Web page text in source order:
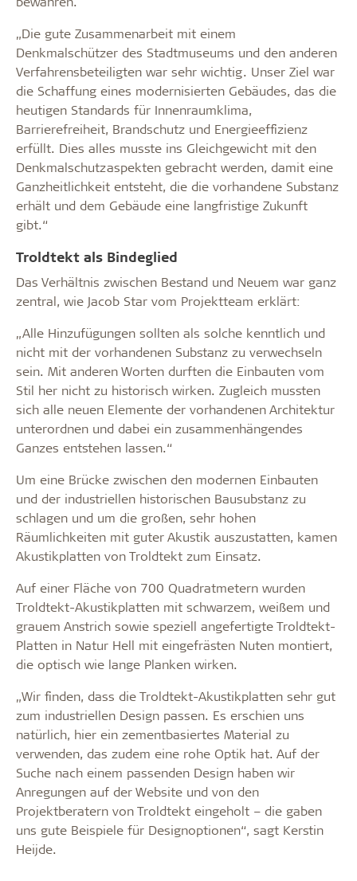
„Die gute Zusammenarbeit mit einem
Denkmalschützer des Stadtmuseums und den anderen
Verfahrensbeteiligten war sehr wichtig. Unser Ziel war
die Schaffung eines modernisierten Gebäudes, das die
heutigen Standards für Innenraumklima,
Barrierefreiheit, Brandschutz und Energieeffizienz
erfüllt. Dies alles musste ins Gleichgewicht mit den
Denkmalschutzaspekten gebracht werden, damit eine
Ganzheitlichkeit entsteht, die die vorhandene Substanz
erhält und dem Gebäude eine langfristige Zukunft
gibt.“
Troldtekt als Bindeglied
Das Verhältnis zwischen Bestand und Neuem war ganz
zentral, wie Jacob Star vom Projektteam erklärt:
„Alle Hinzufügungen sollten als solche kenntlich und
nicht mit der vorhandenen Substanz zu verwechseln
sein. Mit anderen Worten durften die Einbauten vom
Stil her nicht zu historisch wirken. Zugleich mussten
sich alle neuen Elemente der vorhandenen Architektur
unterordnen und dabei ein zusammenhängendes
Ganzes entstehen lassen.“
Um eine Brücke zwischen den modernen Einbauten
und der industriellen historischen Bausubstanz zu
schlagen und um die großen, sehr hohen
Räumlichkeiten mit guter Akustik auszustatten, kamen
Akustikplatten von Troldtekt zum Einsatz.
Auf einer Fläche von 700 Quadratmetern wurden
Troldtekt-Akustikplatten mit schwarzem, weißem und
grauem Anstrich sowie speziell angefertigte Troldtekt-
Platten in Natur Hell mit eingefrästen Nuten montiert,
die optisch wie lange Planken wirken.
„Wir finden, dass die Troldtekt-Akustikplatten sehr gut
zum industriellen Design passen. Es erschien uns
natürlich, hier ein zementbasiertes Material zu
verwenden, das zudem eine rohe Optik hat. Auf der
Suche nach einem passenden Design haben wir
Anregungen auf der Website und von den
Projektberatern von Troldtekt eingeholt – die gaben
uns gute Beispiele für Designoptionen“, sagt Kerstin
Heijde.